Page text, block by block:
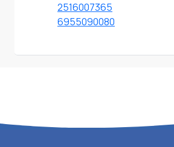
2516007365
6955090080